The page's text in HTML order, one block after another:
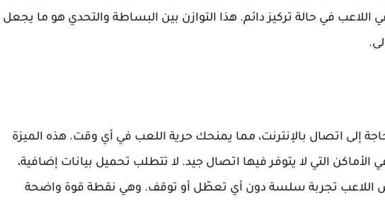
اللاعب في حالة تركيز دائم. هذا التوازن بين البساطة والتحدي هو ما يجعل
إلى اتصال بالإنترنت، مما يمنحك حرية اللعب في أي وقت. هذه الميزة
الأماكن التي لا يتوفر فيها اتصال جيد. لا تتطلب تحميل بيانات إضافية،
اللاعب تجربة سلسة دون أي تعطّل أو توقف. وهي نقطة قوة واضحة